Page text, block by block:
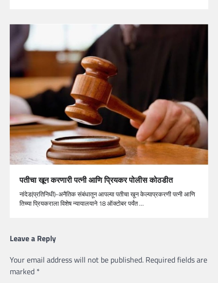
पतीचा खून करणारी पत्नी आणि प्रियकर पोलीस कोठडीत
नांदेड(प्रतिनिधी)-अनैतिक संबंधातून आपल्या पतीचा खून केल्याप्रकरणी पत्नी आणि
तिच्या प्रियकराला विशेष न्यायालयाने 18 ऑक्टोबर पर्यंत …
Leave a Reply
Your email address will not be published. Required fields are
marked *